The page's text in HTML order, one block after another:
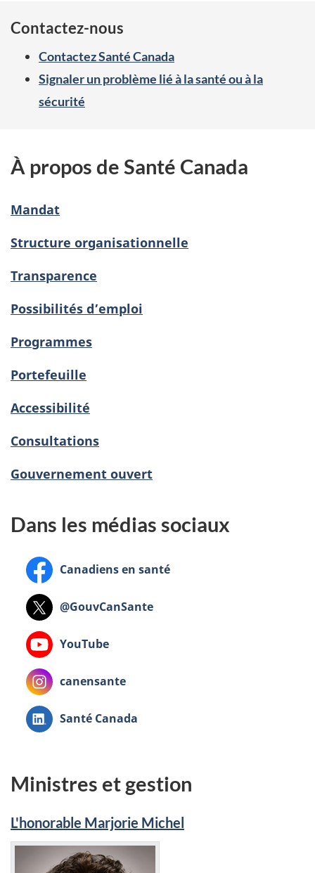
Contactez-nous
Contactez Santé Canada
Signaler un problème lié à la santé ou à la
sécurité
À propos de Santé Canada
Mandat
Structure organisationnelle
Transparence
Possibilités d’emploi
Programmes
Portefeuille
Accessibilité
Consultations
Gouvernement ouvert
Dans les médias sociaux
Facebook:Canadiens en santé
X: @GouvCanSante
Youtube:YouTube
Instagram:canensante
LinkedIn:Santé Canada
Ministres et gestion
L'honorable Marjorie Michel